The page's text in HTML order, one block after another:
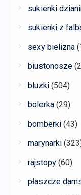
sukienki
sukienki z
sexy bielizna
biustonosze
bluzki (504)
bolerka (29)
bomberki (43)
marynarki
rajstopy (60)
płaszcze